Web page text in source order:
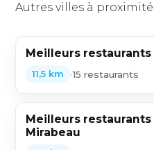
Autres villes à
Meilleurs restaurants
11,5 km •15 restaurants
Meilleurs restaurants
Mirabeau